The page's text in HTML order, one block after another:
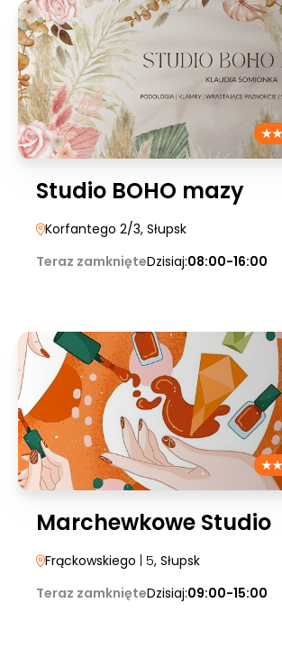
Studio BOHO mazy
Korfantego 2/3, Słupsk
Teraz zamknięteDzisiaj:08:00-16:00
Marchewkowe Studio
Frąckowskiego | 5, Słupsk
Teraz zamknięteDzisiaj:09:00-15:00